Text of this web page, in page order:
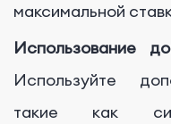
максимальной
Использование
Используйте
такие как